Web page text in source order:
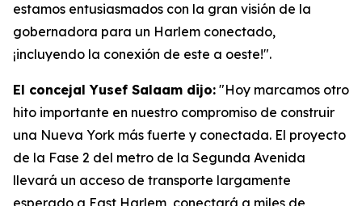
estamos entusiasmados con la gran visión de la
gobernadora para un Harlem conectado,
¡incluyendo la conexión de este a oeste!".
El concejal Yusef Salaam dijo: "Hoy marcamos otro
hito importante en nuestro compromiso de construir
una Nueva York más fuerte y conectada. El proyecto
de la Fase 2 del metro de la Segunda Avenida
llevará un acceso de transporte largamente
esperado a East Harlem, conectará a miles de